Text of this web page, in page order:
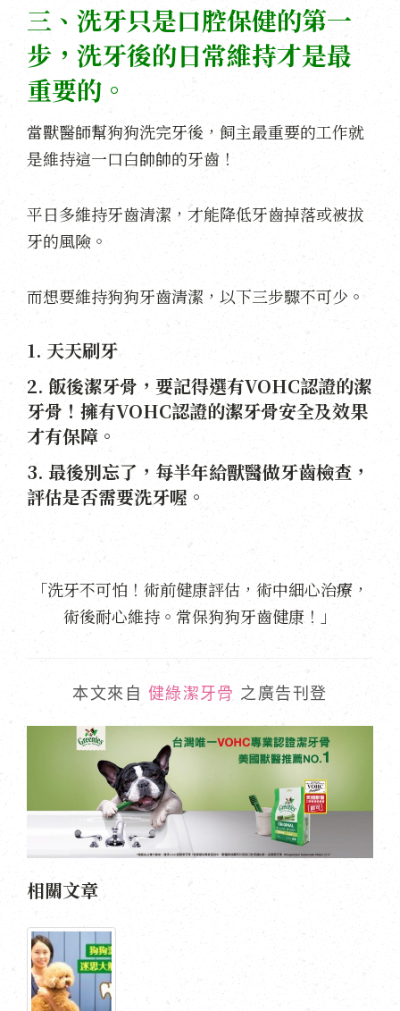
三、洗牙只是口腔保健的第一
步，洗牙後的日常維持才是最
重要的。
當獸醫師幫狗狗洗完牙後，飼主最重要的工作就
是維持這一口白帥帥的牙齒！
平日多維持牙齒清潔，才能降低牙齒掉落或被拔
牙的風險。
而想要維持狗狗牙齒清潔，以下三步驟不可少。
1. 天天刷牙
2. 飯後潔牙骨，要記得選有VOHC認證的潔
牙骨！擁有VOHC認證的潔牙骨安全及效果
才有保障。
3. 最後別忘了，每半年給獸醫做牙齒檢查，
評估是否需要洗牙喔。
「洗牙不可怕！術前健康評估，術中細心治療，
術後耐心維持。常保狗狗牙齒健康！」
本文來自 健綠潔牙骨 之廣告刊登
相關文章